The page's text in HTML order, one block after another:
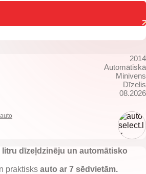
2014
Automātiskā
Minivens
Dīzelis
08.2026
litru dīzeļdzinēju un automātisko
praktisks auto ar 7 sēdvietām.